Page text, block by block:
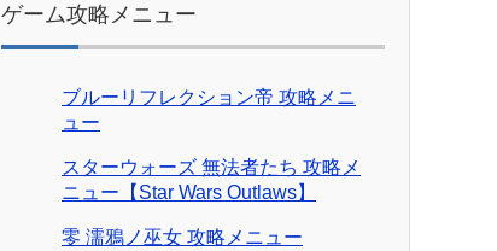
ゲーム攻略メニュー
ブルーリフレクション帝 攻略メニ
ュー
スターウォーズ 無法者たち 攻略メ
ニュー【Star Wars Outlaws】
零 濡鴉ノ巫女 攻略メニュー